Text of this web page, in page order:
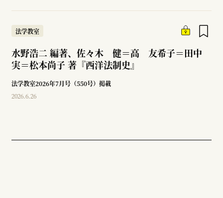
法学教室
水野浩二 編著、佐々木 健＝高 友希子＝田中
実＝松本尚子 著『西洋法制史』
法学教室2026年7月号（550号）掲載
2026.6.26